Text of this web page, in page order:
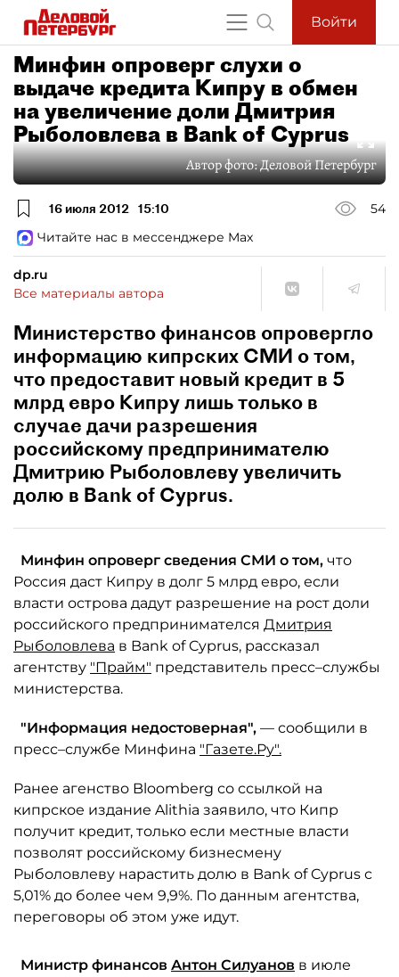
Войти
Минфин опроверг слухи о
выдаче кредита Кипру в обмен
на увеличение доли Дмитрия
Рыболовлева в Bank of Cyprus
Автор фото:Деловой Петербург
16 июля 2012 15:10
54
Читайте нас в мессенджере Max
dp.ru
Все материалы автора
Министерство финансов опровергло
информацию кипрских СМИ о том,
что предоставит новый кредит в 5
млрд евро Кипру лишь только в
случае дачи разрешения
российскому предпринимателю
Дмитрию Рыболовлеву увеличить
долю в Bank of Cyprus.
Минфин опроверг сведения СМИ о том, что
Россия даст Кипру в долг 5 млрд евро, если
власти острова дадут разрешение на рост доли
российского предпринимателся Дмитрия
Рыболовлева в Bank of Cyprus, рассказал
агентству "Прайм" представитель пресс–службы
министерства.
"Информация недостоверная", — сообщили в
пресс–службе Минфина "Газете.Ру".
Ранее агенство Bloomberg со ссылкой на
кипрское издание Alithia заявило, что Кипр
получит кредит, только если местные власти
позволят российскому бизнесмену
Рыболовлеву нарастить долю в Bank of Cyprus с
5,01% до более чем 9,9%. По данным агентства,
переговоры об этом уже идут.
Министр финансов Антон Силуанов в июле